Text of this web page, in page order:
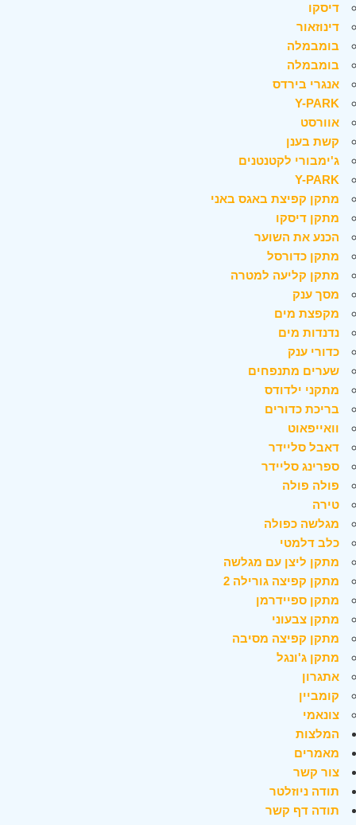
דיסקו
דינוזאור
בומבמלה
בומבמלה
אנגרי בירדס
Y-PARK
אוורסט
קשת בענן
ג'ימבורי לקטנטנים
Y-PARK
מתקן קפיצת באגס באני
מתקן דיסקו
הכנע את השוער
מתקן כדורסל
מתקן קליעה למטרה
מסך ענק
מקפצת מים
נדנדות מים
כדורי ענק
שערים מתנפחים
מתקני ילדודס
בריכת כדורים
וואייפאוט
דאבל סליידר
ספרינג סליידר
פולה פולה
טירה
מגלשה כפולה
כלב דלמטי
מתקן ליצן עם מגלשה
מתקן קפיצה גורילה 2
מתקן ספיידרמן
מתקן צבעוני
מתקן קפיצה מסיבה
מתקן ג'ונגל
אתגרון
קומביין
צונאמי
המלצות
מאמרים
צור קשר
תודה ניוזלטר
תודה דף קשר